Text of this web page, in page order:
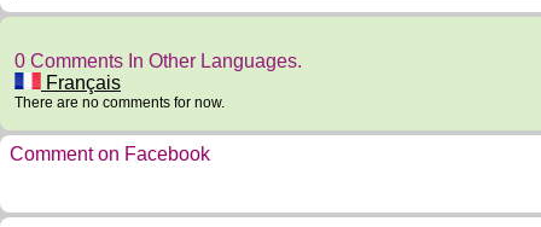
0 Comments In Other Languages.
Français
There are no comments for now.
Comment on Facebook